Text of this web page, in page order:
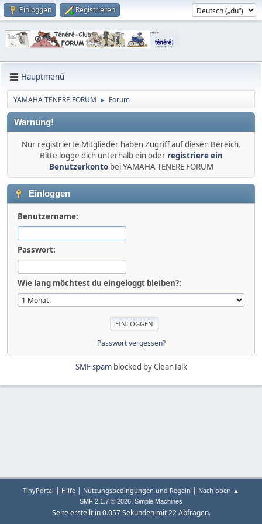
Einloggen Registrieren
Hauptmenü
YAMAHA TENERE FORUM ► Forum
Warnung!
Nur registrierte Mitglieder haben Zugriff auf diesen Bereich.
Bitte logge dich unterhalb ein oder registriere ein
Benutzerkontobei YAMAHA TENERE FORUM
Einloggen
Benutzername:
Passwort:
Wie lang möchtest du eingeloggt bleiben?:
Passwort vergessen?
SMF spamblocked by CleanTalk
TinyPortal | Hilfe | Nutzungsbedingungen und Regeln | Nach oben ▲
SMF 2.1.7 © 2026, Simple Machines
Seite erstellt in 0.057 Sekunden mit 22 Abfragen.